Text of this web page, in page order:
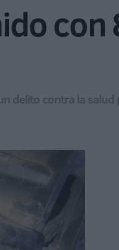
delito contra la salud